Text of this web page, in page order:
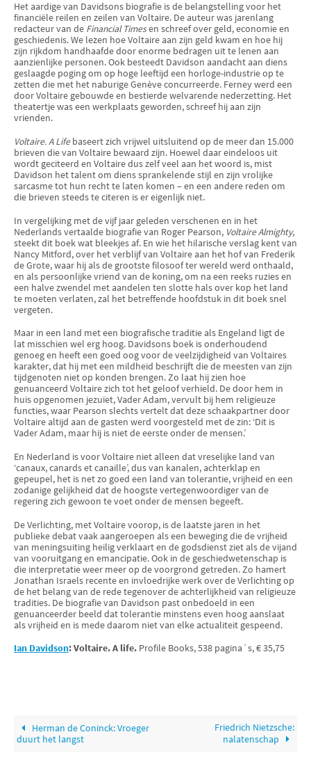
Het aardige van Davidsons biografie is de belangstelling voor het
financiële reilen en zeilen van Voltaire. De auteur was jarenlang
redacteur van de Financial Timesen schreef over geld, economie en
geschiedenis. We lezen hoe Voltaire aan zijn geld kwam en hoe hij
zijn rijkdom handhaafde door enorme bedragen uit te lenen aan
aanzienlijke personen. Ook besteedt Davidson aandacht aan diens
geslaagde poging om op hoge leeftijd een horloge-industrie op te
zetten die met het naburige Genève concurreerde. Ferney werd een
door Voltaire gebouwde en bestierde welvarende nederzetting. Het
theatertje was een werkplaats geworden, schreef hij aan zijn
vrienden.
Voltaire. A Lifebaseert zich vrijwel uitsluitend op de meer dan 15.000
brieven die van Voltaire bewaard zijn. Hoewel daar eindeloos uit
wordt geciteerd en Voltaire dus zelf veel aan het woord is, mist
Davidson het talent om diens sprankelende stijl en zijn vrolijke
sarcasme tot hun recht te laten komen – en een andere reden om
die brieven steeds te citeren is er eigenlijk niet.
In vergelijking met de vijf jaar geleden verschenen en in het
Nederlands vertaalde biografie van Roger Pearson, Voltaire Almighty,
steekt dit boek wat bleekjes af. En wie het hilarische verslag kent van
Nancy Mitford, over het verblijf van Voltaire aan het hof van Frederik
de Grote, waar hij als de grootste filosoof ter wereld werd onthaald,
en als persoonlijke vriend van de koning, om na een reeks ruzies en
een halve zwendel met aandelen ten slotte hals over kop het land
te moeten verlaten, zal het betreffende hoofdstuk in dit boek snel
vergeten.
Maar in een land met een biografische traditie als Engeland ligt de
lat misschien wel erg hoog. Davidsons boek is onderhoudend
genoeg en heeft een goed oog voor de veelzijdigheid van Voltaires
karakter, dat hij met een mildheid beschrijft die de meesten van zijn
tijdgenoten niet op konden brengen. Zo laat hij zien hoe
genuanceerd Voltaire zich tot het geloof verhield. De door hem in
huis opgenomen jezuïet, Vader Adam, vervult bij hem religieuze
functies, waar Pearson slechts vertelt dat deze schaakpartner door
Voltaire altijd aan de gasten werd voorgesteld met de zin: ‘Dit is
Vader Adam, maar hij is niet de eerste onder de mensen.’
En Nederland is voor Voltaire niet alleen dat vreselijke land van
‘canaux, canards et canaille’, dus van kanalen, achterklap en
gepeupel, het is net zo goed een land van tolerantie, vrijheid en een
zodanige gelijkheid dat de hoogste vertegenwoordiger van de
regering zich gewoon te voet onder de mensen begeeft.
De Verlichting, met Voltaire voorop, is de laatste jaren in het
publieke debat vaak aangeroepen als een beweging die de vrijheid
van meningsuiting heilig verklaart en de godsdienst ziet als de vijand
van vooruitgang en emancipatie. Ook in de geschiedwetenschap is
die interpretatie weer meer op de voorgrond getreden. Zo hamert
Jonathan Israels recente en invloedrijke werk over de Verlichting op
de het belang van de rede tegenover de achterlijkheid van religieuze
tradities. De biografie van Davidson past onbedoeld in een
genuanceerder beeld dat tolerantie minstens even hoog aanslaat
als vrijheid en is mede daarom niet van elke actualiteit gespeend.
Ian Davidson: Voltaire. A life. Profile Books, 538 pagina´s, € 35,75
Herman de Coninck: Vroeger
duurt het langst
Friedrich Nietzsche:
nalatenschap